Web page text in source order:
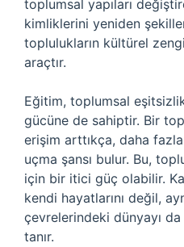
toplumsal yapıları
kimliklerini yeniden
toplulukların kültürel
araçtır.
Eğitim, toplumsal
gücüne de sahiptir. Bir
erişim arttıkça, daha fazla
uçma şansı bulur. Bu,
için bir itici güç olabilir.
kendi hayatlarını değil,
çevrelerindeki dünyayı
tanır.